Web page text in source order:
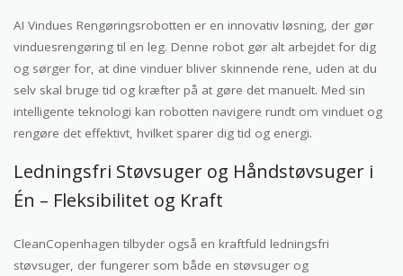
AI Vindues Rengøringsrobotten er en innovativ løsning, der gør
vinduesrengøring til en leg. Denne robot gør alt arbejdet for dig
og sørger for, at dine vinduer bliver skinnende rene, uden at du
selv skal bruge tid og kræfter på at gøre det manuelt. Med sin
intelligente teknologi kan robotten navigere rundt om vinduet og
rengøre det effektivt, hvilket sparer dig tid og energi.
Ledningsfri Støvsuger og Håndstøvsuger i
Én – Fleksibilitet og Kraft
CleanCopenhagen tilbyder også en kraftfuld ledningsfri
støvsuger, der fungerer som både en støvsuger og